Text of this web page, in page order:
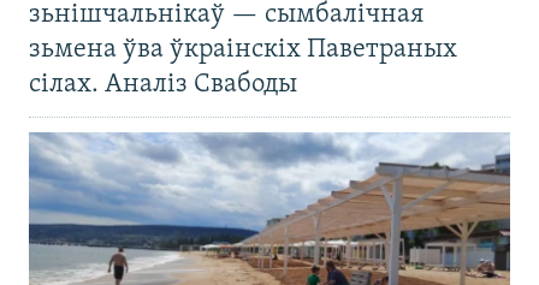
зьнішчальнікаў — сымбалічная
зьмена ўва ўкраінскіх Паветраных
сілах. Аналіз Свабоды